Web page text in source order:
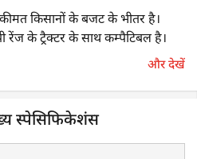
किसानों के बजट के भीतर है।
रेंज के ट्रैक्टर के साथ कम्पैटिबल है।
संचालित इम्प्लीमेंट है, जो कम समय में
अलावा, इसका उपयोग किसी भी
और देखें
स्पेसिफिकेशंस